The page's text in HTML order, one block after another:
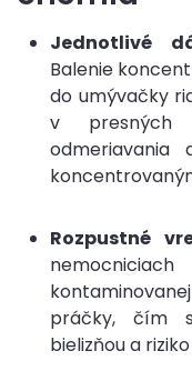
Jednotlivé
Balenie
do umývačky
v presných
Rozpustné
práčky, čím
bielizňou a